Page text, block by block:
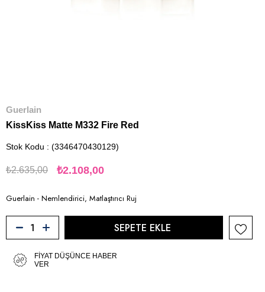
Guerlain
KissKiss Matte M332 Fire Red
Stok Kodu (3346470430129)
₺2.635,00 ₺2.108,00
Guerlain - Nemlendirici, Matlaştırıcı Ruj
FIYAT DÜŞÜNCE HABER
VER